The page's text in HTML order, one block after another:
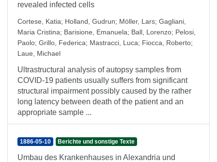
revealed infected cells
Cortese, Katia; Holland, Gudrun; Möller, Lars; Gagliani,
Maria Cristina; Barisione, Emanuela; Ball, Lorenzo; Pelosi,
Paolo; Grillo, Federica; Mastracci, Luca; Fiocca, Roberto;
Laue, Michael
Ultrastructural analysis of autopsy samples from
COVID-19 patients usually suffers from significant
structural impairment possibly caused by the rather
long latency between death of the patient and an
appropriate sample ...
1886-05-10 Berichte und sonstige Texte
Umbau des Krankenhauses in Alexandria und